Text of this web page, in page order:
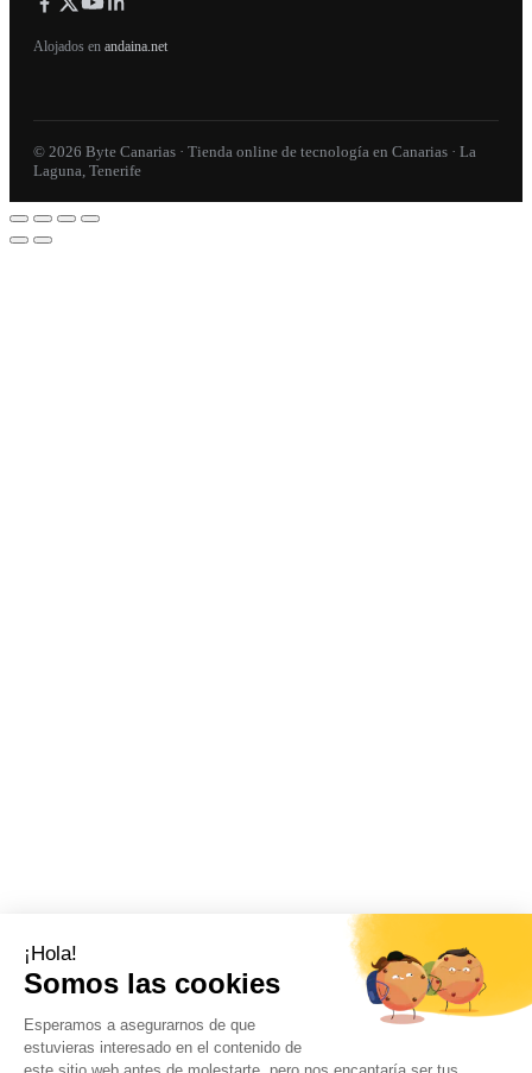
Alojados en andaina.net
© 2026 Byte Canarias · Tienda online de tecnología en Canarias · La
Laguna, Tenerife